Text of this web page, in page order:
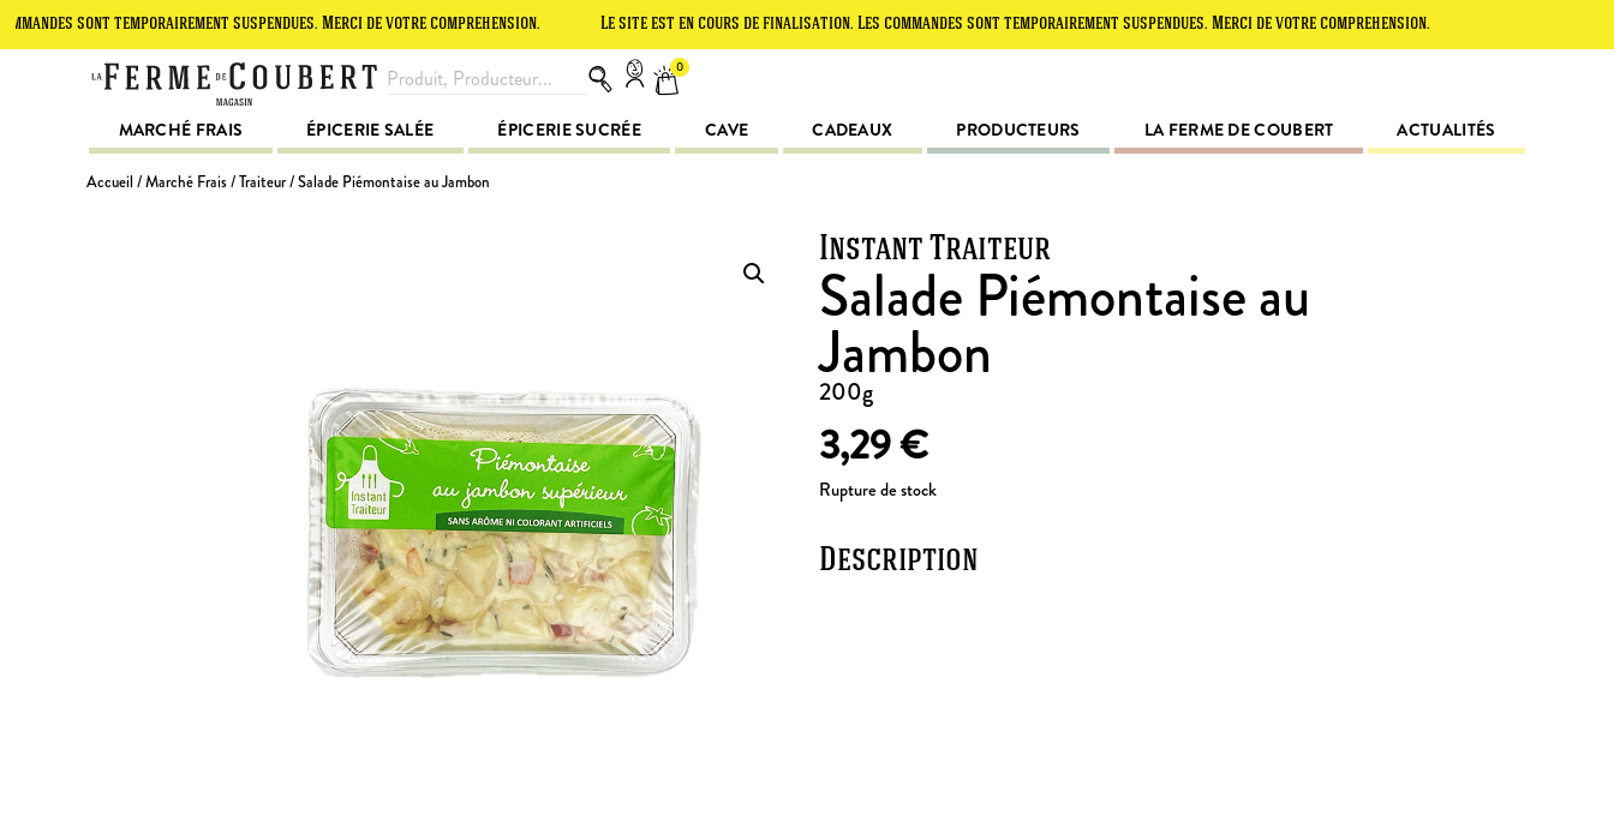
temporairement suspendues. Merci de votre compréhension. Le site est en cours de finalisation. Les commandes sont temporairement suspendues. Merci de votre compréhension.
0
MARCHÉ FRAIS ÉPICERIE SALÉE ÉPICERIE SUCRÉE CAVE CADEAUX PRODUCTEURS LA FERME DE COUBERT ACTUALITÉS
Accueil /Marché Frais/Traiteur/ Salade Piémontaise au Jambon
Instant Traiteur
Salade Piémontaise au
Jambon
200g
3,29€
Rupture de stock
Description